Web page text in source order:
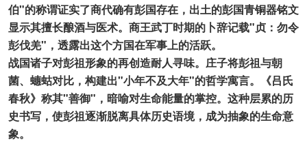
伯"的称谓证实了商代确有彭国存在，出土的彭国青铜器铭文
显示其擅长酿酒与医术。商王武丁时期的卜辞记载"贞：勿令
彭伐羌"，透露出这个方国在军事上的活跃。
战国诸子对彭祖形象的再创造耐人寻味。庄子将彭祖与朝
菌、蟪蛄对比，构建出"小年不及大年"的哲学寓言。《吕氏
春秋》称其"善御"，暗喻对生命能量的掌控。这种层累的历
史书写，使彭祖逐渐脱离具体历史语境，成为抽象的生命意
象。